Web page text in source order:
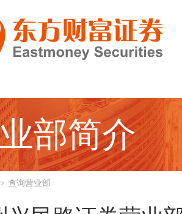
部简介
查询营业部